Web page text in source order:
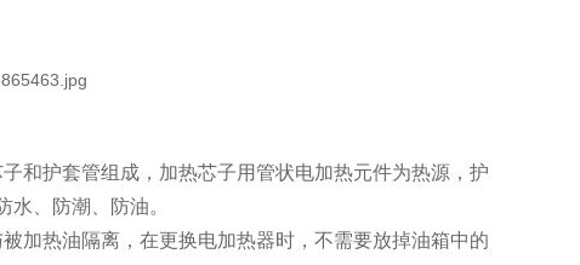
和护套管组成，加热芯子用管状电加热元件为热源，护
、防潮、防油。
加热油隔离，在更换电加热器时，不需要放掉油箱中的